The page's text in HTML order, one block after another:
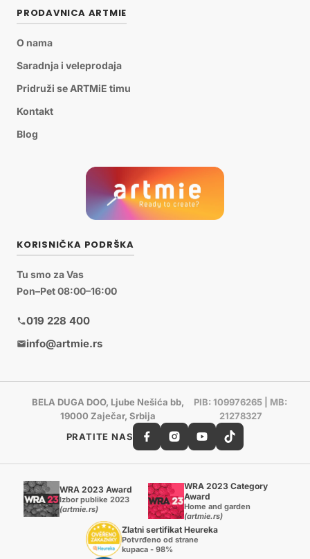
PRODAVNICA ARTMIE
O nama
Saradnja i veleprodaja
Pridruži se ARTMiE timu
Kontakt
Blog
KORISNIČKA PODRŠKA
Tu smo za Vas
Pon–Pet 08:00–16:00
019 228 400
info@artmie.rs
BELA DUGA DOO, Ljube Nešića bb,
19000 Zaječar, Srbija
PIB: 109976265 | MB:
21278327
PRATITE NAS
WRA 2023 Award
Izbor publike 2023
(artmie.rs)
WRA 2023 Category
Award
Home and garden
(artmie.rs)
Zlatni sertifikat Heureka
Potvrđeno od strane
kupaca - 98%